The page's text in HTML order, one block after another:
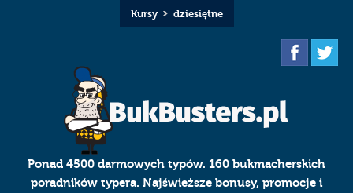
Kursy dziesiętne
Ponad 4500 darmowych typów. 160 bukmacherskich
poradników typera. Najświeższe bonusy, promocje i